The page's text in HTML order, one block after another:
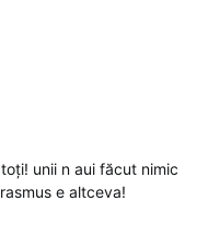
unii n aui făcut nimic
e altceva!